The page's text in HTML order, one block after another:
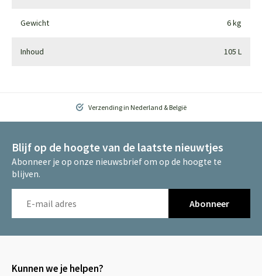
Gewicht 6 kg
Inhoud 105 L
Verzending in Nederland & België
Blijf op de hoogte van de laatste nieuwtjes
Abonneer je op onze nieuwsbrief om op de hoogte te
blijven.
Abonneer
Kunnen we je helpen?